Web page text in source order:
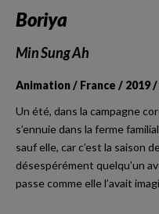
Boriya
Min Sung Ah
Animation / France / 2019 /
Un été, dans la campagne
s’ennuie dans la ferme
sauf elle, car c’est la saison
désespérément quelqu’un
passe comme elle l’avait